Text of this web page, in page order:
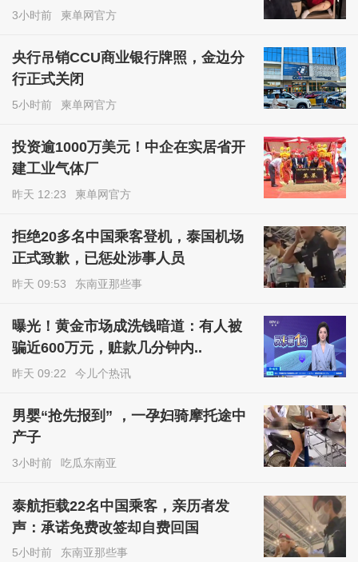
3小时前 柬单网官方
央行吊销CCU商业银行牌照，金边分
行正式关闭
5小时前 柬单网官方
投资逾1000万美元！中企在实居省开
建工业气体厂
昨天 12:23 柬单网官方
拒绝20多名中国乘客登机，泰国机场
正式致歉，已惩处涉事人员
昨天 09:53 东南亚那些事
曝光！黄金市场成洗钱暗道：有人被
骗近600万元，赃款几分钟内..
昨天 09:22 今儿个热讯
男婴“抢先报到” ，一孕妇骑摩托途中
产子
3小时前 吃瓜东南亚
泰航拒载22名中国乘客，亲历者发
声：承诺免费改签却自费回国
5小时前 东南亚那些事